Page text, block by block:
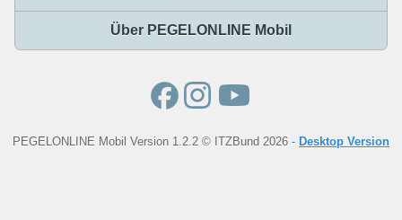
Über PEGELONLINE Mobil
PEGELONLINE Mobil Version 1.2.2 © ITZBund 2026 - Desktop Version